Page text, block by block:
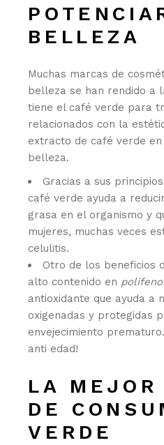
BELLEZA
Muchas marcas de
belleza se han rendido a
tiene el café verde para
relacionados con la
extracto de café verde
belleza.
Gracias a sus
café verde ayuda a
grasa en el organismo y
mujeres, muchas veces
celulitis.
Otro de los beneficios
alto contenido en
antioxidante que ayuda a
oxigenadas y protegidas
envejecimiento
anti edad!
LA MEJOR
DE
VERDE